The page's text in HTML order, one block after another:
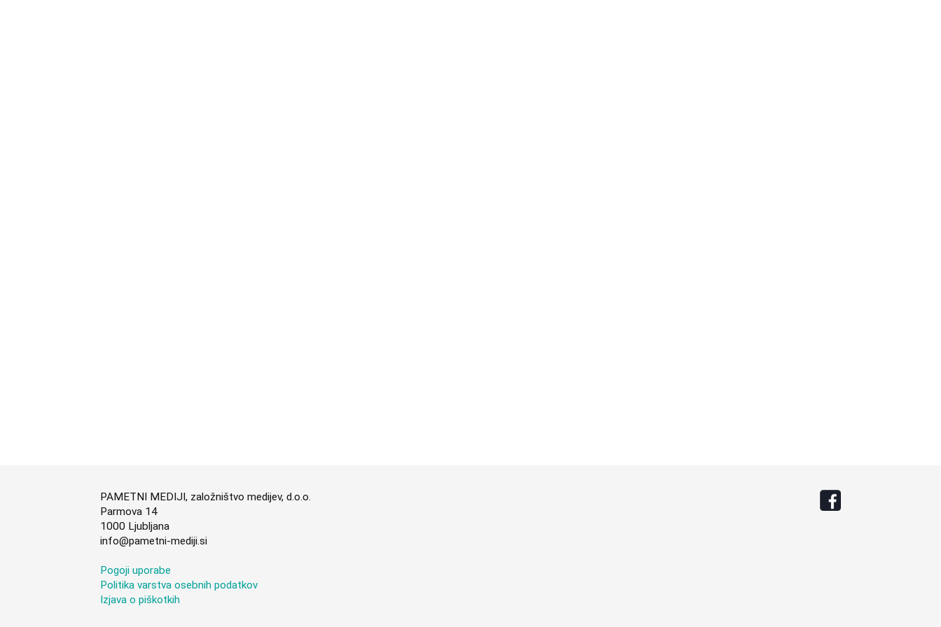
PAMETNI MEDIJI, založništvo medijev, d.o.o.
Parmova 14
1000 Ljubljana
info@pametni-mediji.si
Pogoji uporabe
Politika varstva osebnih podatkov
Izjava o piškotkih